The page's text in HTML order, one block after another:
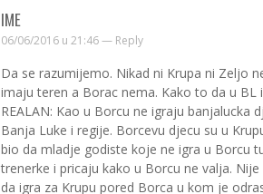
IME
06/06/2016 u 21:46 — Reply
Da se razumijemo. Nikad ni Krupa ni Zeljo
imaju teren a Borac nema. Kako to da u
REALAN: Kao u Borcu ne igraju banjalucka
Banja Luke i regije. Borcevu djecu su u
bio da mladje godiste koje ne igra u Borcu
trenerke i pricaju kako u Borcu ne valja.
da igra za Krupu pored Borca u kom je